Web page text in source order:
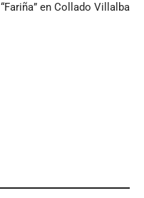
“Fariña” en Collado Villalba